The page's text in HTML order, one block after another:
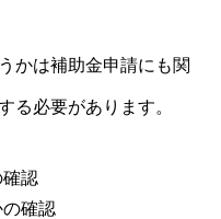
かは補助金申請にも関
る必要があります。
認
確認